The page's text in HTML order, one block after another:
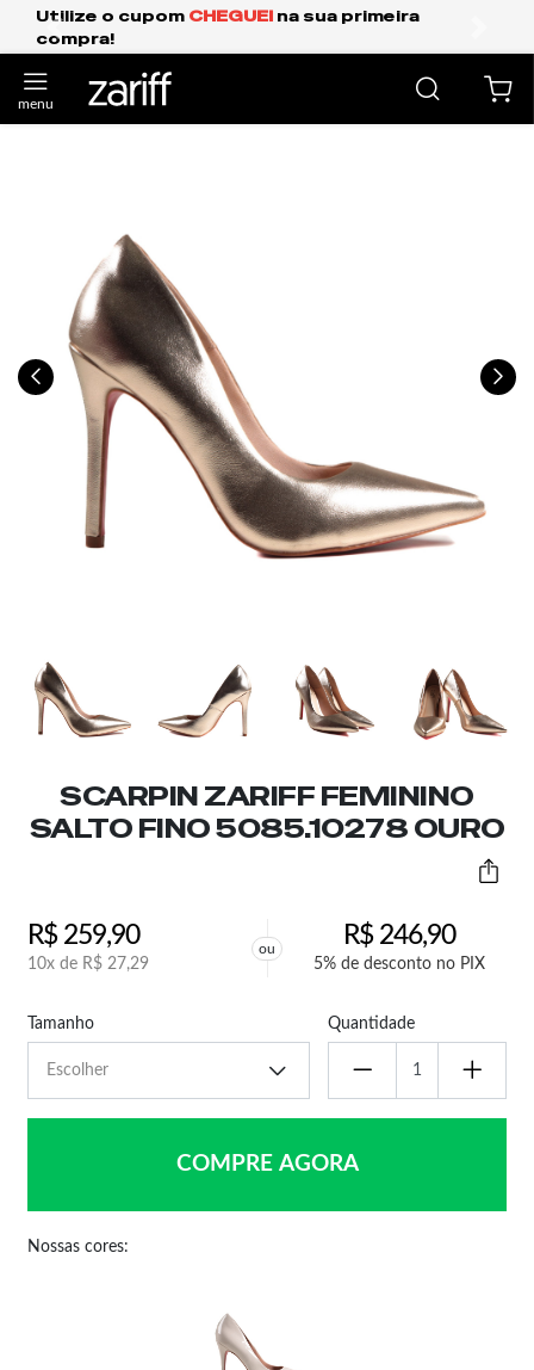
sua primeira Frete Grátis Expresso para o
anterior
SCARPIN ZARIFF FEMININO
SALTO FINO 5085.10278 OURO
R$259,90
10x de R$ 27,29
ou R$246,90
5% de desconto no PIX
Tamanho Quantidade
COMPRE AGORA
Nossas cores: